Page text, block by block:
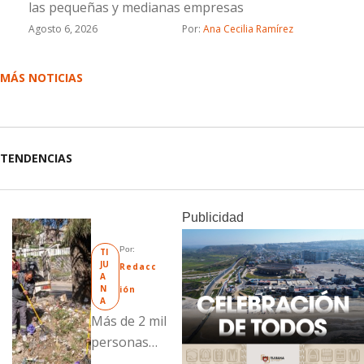
las pequeñas y medianas empresas
Agosto 6, 2026 Por: Ana Cecilia Ramírez
MÁS NOTICIAS
TENDENCIAS
TI
JU
A
N
A
Por:
Redacc
ión
Más de 2 mil
personas
Publicidad